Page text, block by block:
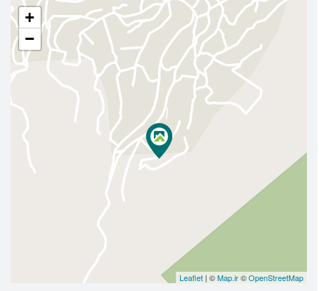
+
−
Leaflet | ©Map.ir©OpenStreetMap